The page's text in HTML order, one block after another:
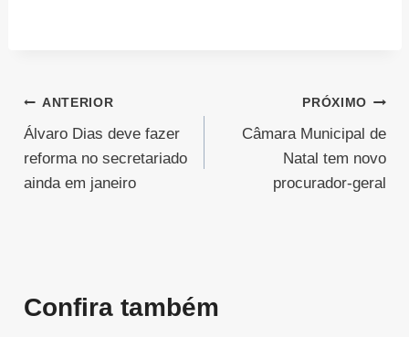
Navegação
de
Post
ANTERIOR
Álvaro Dias deve fazer
reforma no secretariado
ainda em janeiro
PRÓXIMO
Câmara Municipal de
Natal tem novo
procurador-geral
Confira também